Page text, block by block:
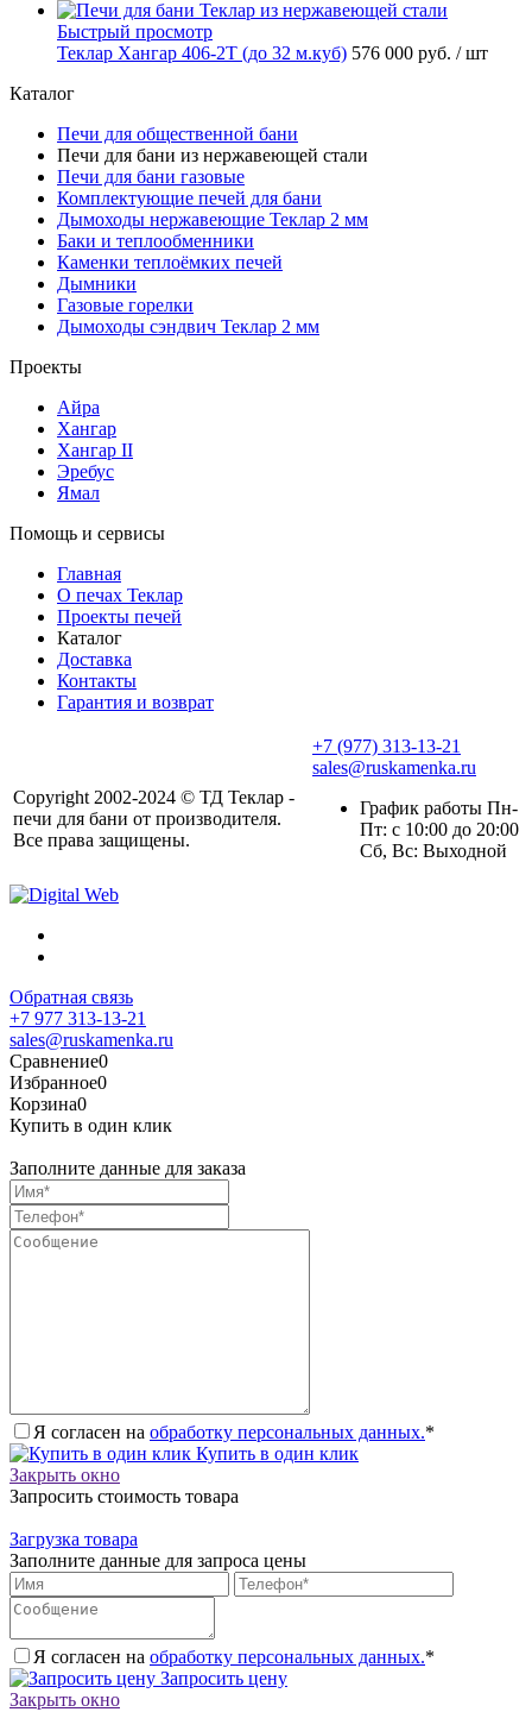
Быстрый просмотр
Теклар Хангар 406-2Т (до 32 м.куб) 576 000 руб. / шт
Каталог
Печи для общественной бани
Печи для бани из нержавеющей стали
Печи для бани газовые
Комплектующие печей для бани
Дымоходы нержавеющие Теклар 2 мм
Баки и теплообменники
Каменки теплоёмких печей
Дымники
Газовые горелки
Дымоходы сэндвич Теклар 2 мм
Проекты
Айра
Хангар
Хангар II
Эребус
Ямал
Помощь и сервисы
Главная
О печах Теклар
Проекты печей
Каталог
Доставка
Контакты
Гарантия и возврат
Copyright 2002-2024 © ТД Теклар -
печи для бани от производителя.
Все права защищены.
+7 (977) 313-13-21
sales@ruskamenka.ru
График работы Пн-
Пт: с 10:00 до 20:00
Сб, Вс: Выходной
Обратная связь
+7 977 313-13-21
sales@ruskamenka.ru
Сравнение0
Избранное0
Корзина0
Купить в один клик
Заполните данные для заказа
Я согласен на обработку персональных данных.*
Купить в один клик
Закрыть окно
Запросить стоимость товара
Загрузка товара
Заполните данные для запроса цены
Я согласен на обработку персональных данных.*
Запросить цену
Закрыть окно